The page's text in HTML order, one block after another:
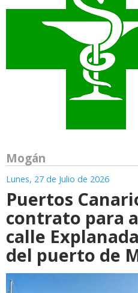
Mogán
Lunes, 27 de Julio de 2026
Puertos
contrato para
calle
del puerto de